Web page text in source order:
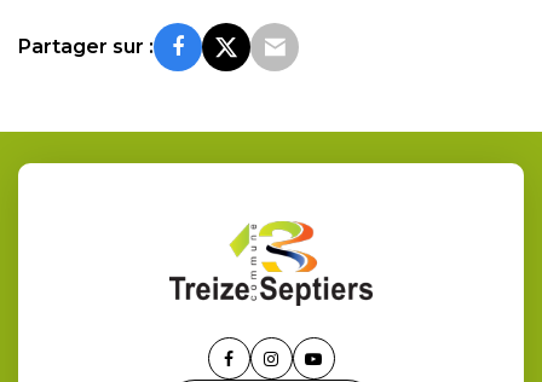
Partager sur :
Lien Lien Lien